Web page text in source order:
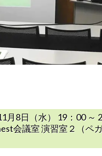
月8日（水） 19：00 ～
会議室 演習室２（ペガ